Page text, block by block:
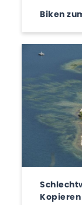
Biken
Kopieren